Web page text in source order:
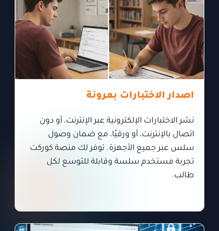
اصدار الاختبارات بمرونة
نشر الاختبارات الإلكترونية عبر الإنترنت، أو دون
اتصال بالإنترنت، أو ورقيًا، مع ضمان وصول
سلس عبر جميع الأجهزة. توفر لك منصة كوركت
تجربة مستخدم سلسة وقابلة للتوسع لكل
طالب.